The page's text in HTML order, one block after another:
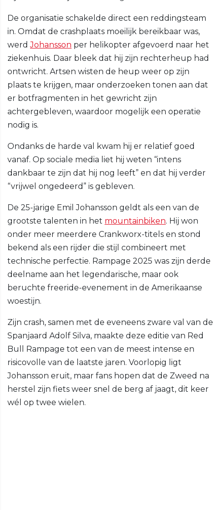
De organisatie schakelde direct een reddingsteam
in. Omdat de crashplaats moeilijk bereikbaar was,
werdJohansson per helikopter afgevoerd naar het
ziekenhuis. Daar bleek dat hij zijn rechterheup had
ontwricht. Artsen wisten de heup weer op zijn
plaats te krijgen, maar onderzoeken tonen aan dat
er botfragmenten in het gewricht zijn
achtergebleven, waardoor mogelijk een operatie
nodig is.
Ondanks de harde val kwam hij er relatief goed
vanaf. Op sociale media liet hij weten “intens
dankbaar te zijn dat hij nog leeft” en dat hij verder
“vrijwel ongedeerd” is gebleven.
De 25-jarige Emil Johansson geldt als een van de
grootste talenten in het mountainbiken. Hij won
onder meer meerdere Crankworx-titels en stond
bekend als een rijder die stijl combineert met
technische perfectie. Rampage 2025 was zijn derde
deelname aan het legendarische, maar ook
beruchte freeride-evenement in de Amerikaanse
woestijn.
Zijn crash, samen met de eveneens zware val van de
Spanjaard Adolf Silva, maakte deze editie van Red
Bull Rampage tot een van de meest intense en
risicovolle van de laatste jaren. Voorlopig ligt
Johansson eruit, maar fans hopen dat de Zweed na
herstel zijn fiets weer snel de berg af jaagt, dit keer
wél op twee wielen.